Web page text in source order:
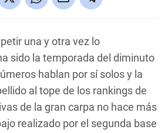
una y otra vez lo
sido la temporada del diminuto
hablan por sí solos y la
al tope de los rankings de
de la gran carpa no hace más
realizado por el segunda base